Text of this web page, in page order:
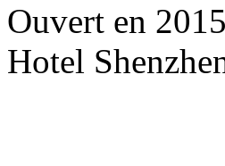
Ouvert en
Hotel